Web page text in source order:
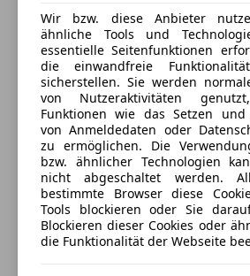
Fahrerairbag
Fernlichtassistent
Geschwindigkeits-
Isofix
Kopfairbag
LED-Scheinwerfer
LED-Tagfahrlicht
Müdigkeitswarnsystem
Notbremsassistent
Notrufsystem
Reifendruckkontrollsystem
Seitenairbag
Innenspiegel mit
Reifen Druck Control
Scheinwerfer LED
Warndreieck
Komfort, Innenausstattung
Armauflage vorn
Außenspiegel elektr. verstell-
BMW Live Cockpit Plus
Bordcomputer
DAB-Tuner (Radioempfang
Durchladeeinrichtung
Versicherungsschutz an Ihre
anpassen
Freischaden-Gutschein ab
Auto einfach online
Jetzt
Wir bzw. diese Anbieter
ähnliche Tools und
essentielle Seitenfunktionen
die einwandfreie
sicherstellen. Sie werden
von Nutzeraktivitäten
Funktionen wie das Setzen und
von Anmeldedaten oder
zu ermöglichen. Die
bzw. ähnlicher Technologien
nicht abgeschaltet werden.
bestimmte Browser diese
Tools blockieren oder Sie
Blockieren dieser Cookies oder
die Funktionalität der Webseite